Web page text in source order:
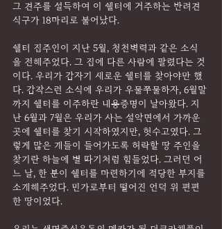
그 견주를 설득하여 이 쉘터에 거주하는 반려견
식구가 18마리로 불어났다.
쉘터 집주인이 지난 5월, 청천벽력과 같은 소식
을 전해주었다. 그 집에 다른 사람에 팔렸다는 것
이다. 우리가 갑자기 새로운 쉘터를 찾아야만 했
다. 갑작스런 소식에 우리가 우물쭈물하자, 6월말
까지 쉘터를 이주하란 내용증명이 날아왔다. 지
난 6월과 7월은 우리가 사는 설악면에서 가까운
곳에 쉘터를 찾기 시작하였지만, 헛수고였다. 그
렇게 많은 개들이 들어가도록 허락할 땅 주인을
찾기란 하늘에 별 따기처럼 힘들었다. 그러던 어
느 날, 한 분이 쉘터를 마련하기에 적당한 부지를
소개해주었다. 민가로부터 떨어진 언덕 위 편편
한 땅이었다.